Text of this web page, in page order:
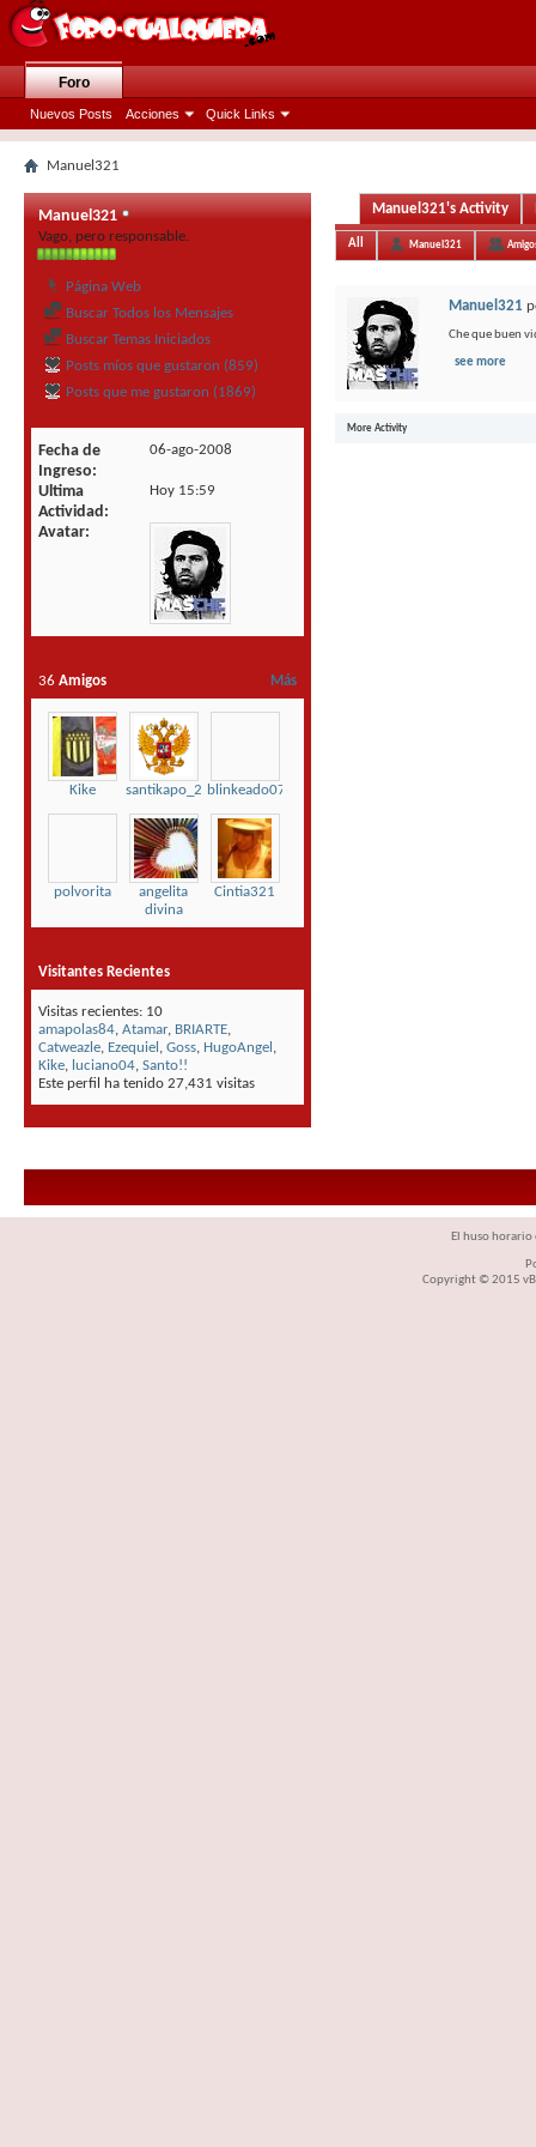
Foro
Nuevos Posts Acciones Quick Links
Manuel321
Manuel321
Vago, pero responsable.
Página Web
Buscar Todos los Mensajes
Buscar Temas Iniciados
Posts míos que gustaron (859)
Posts que me gustaron (1869)
Fecha de
Ingreso
06-ago-2008
Ultima
Actividad
Hoy 15:59
Avatar
Más
36 Amigos
Kike santikapo_23blinkeado07
polvorita
angelita
divina
Cintia321
Visitantes Recientes
Visitas recientes: 10
amapolas84, Atamar, BRIARTE,
Catweazle, Ezequiel , Goss, HugoAngel ,
Kike, luciano04, Santo!!
Este perfil ha tenido 27,431 visitas
Manuel321's Activity
All Manuel321
Manuel321
Che que buen
see more
More Activity
El huso horario
Copyright © 2015